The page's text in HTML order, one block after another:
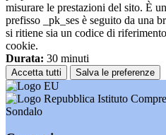
misurare le prestazioni del sito. È
prefisso _pk_ses è seguito da una
si ritiene sia un codice di
cookie.
Durata: 30 minuti
Accetta tutti Salva le preferenze
Istituto
Sondalo